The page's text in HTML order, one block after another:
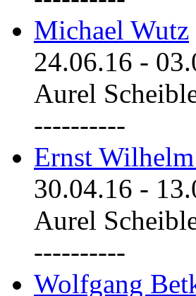
Michael Wutz
24.06.16 -
Aurel
----------
Ernst
30.04.16 -
Aurel
----------
Wolfgang